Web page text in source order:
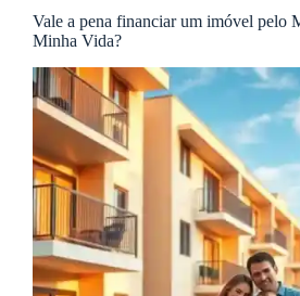
Vale a pena financiar um imóvel pelo
Minha Vida?